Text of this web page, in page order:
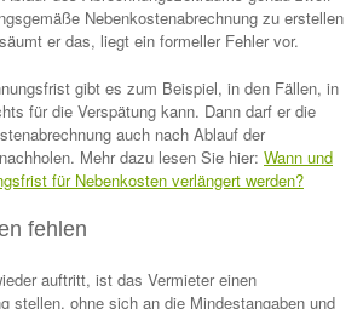
Nebenkostenabrechnung zu erstellen
er das, liegt ein formeller Fehler vor.
gibt es zum Beispiel, in den Fällen, in
für die Verspätung kann. Dann darf er die
auch nach Ablauf der
Mehr dazu lesen Sie hier: Wann und
für Nebenkosten verlängert werden?
fehlen
auftritt, ist das Vermieter einen
stellen, ohne sich an die Mindestangaben und